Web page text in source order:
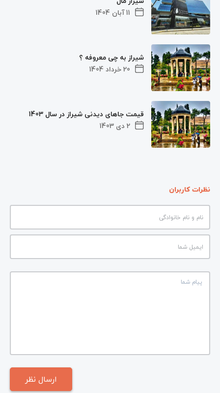
11 آبان 1404
20 خرداد 1404
شیراز به چی معروفه ؟
2 دی 1403
قیمت جاهای دیدنی شیراز در سال 1403
نظرات کاربران